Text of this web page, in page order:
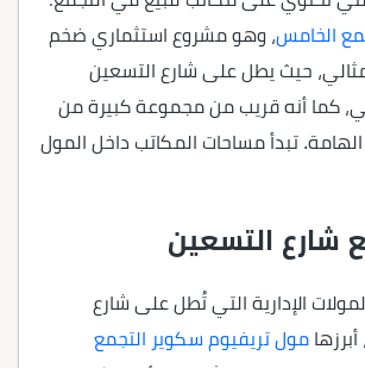
الخامس، وهو مشروع استثماري ضخم
حيث يطل على شارع التسعين
كما أنه قريب من مجموعة كبيرة من
الهامة. تبدأ مساحات المكاتب داخل المول
شارع التسعين
الإدارية التي تُطل على شارع
مول تريفيوم سكوير التجمع